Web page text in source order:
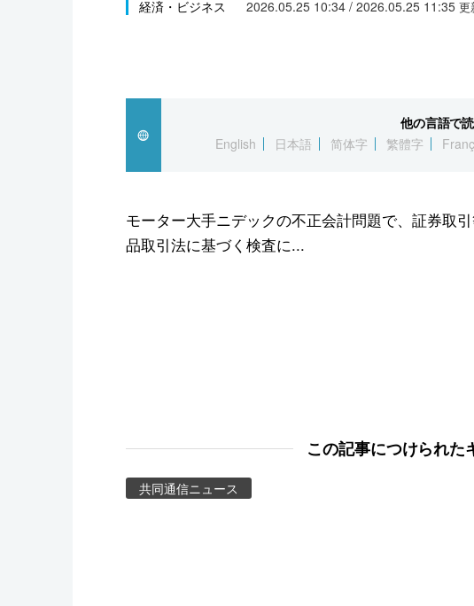
スポーツ・東京2020
経済・ビジネス 2026.05.25 10:34 / 2026.05.25 11:35 更
他の言語で
English
日本語 简体字 繁體字
モーター大手ニデックの不正会計問題で、証券取
品取引法に基づく検査に...
この記事につけられた
共同通信ニュース